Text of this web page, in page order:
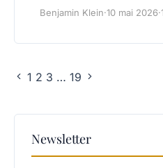
Benjamin Klein·10 mai 2026·
1 2 3 … 19
Newsletter